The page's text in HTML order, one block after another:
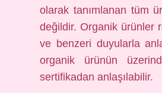
olarak tanımlanan tüm
değildir. Organik ürünler
ve benzeri duyularla
organik ürünün
sertifikadan anlaşılabilir.